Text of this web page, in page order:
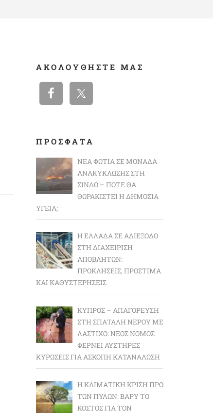
ΑΚΟΛΟΥΘΉΣΤΕ ΜΑΣ
ΠΡΟΣΦΑΤΑ
ΝΈΑ ΦΩΤΙΆ ΣΕ ΜΟΝΆΔΑ
ΑΝΑΚΎΚΛΩΣΗΣ ΣΤΗ
ΣΊΝΔΟ – ΠΌΤΕ ΘΑ
ΘΩΡΑΚΙΣΤΕΊ Η ΔΗΜΌΣΙΑ
ΥΓΕΊΑ;
Η ΕΛΛΆΔΑ ΣΕ ΑΔΙΈΞΟΔΟ
ΣΤΗ ΔΙΑΧΕΊΡΙΣΗ
ΑΠΟΒΛΉΤΩΝ:
ΠΡΟΚΛΉΣΕΙΣ, ΠΡΌΣΤΙΜΑ
ΚΑΙ ΚΑΘΥΣΤΕΡΉΣΕΙΣ
ΚΎΠΡΟΣ – ΑΠΑΓΌΡΕΥΣΗ
ΣΤΗ ΣΠΑΤΆΛΗ ΝΕΡΟΎ ΜΕ
ΛΆΣΤΙΧΟ: ΝΈΟΣ ΝΌΜΟΣ
ΦΈΡΝΕΙ ΑΥΣΤΗΡΈΣ
ΚΥΡΏΣΕΙΣ ΓΙΑ ΆΣΚΟΠΗ ΚΑΤΑΝΆΛΩΣΗ
Η ΚΛΙΜΑΤΙΚΉ ΚΡΊΣΗ ΠΡΟ
ΤΩΝ ΠΥΛΏΝ: BΑΡΎ ΤΟ
ΚΌΣΤΟΣ ΓΙΑ ΤΟΝ